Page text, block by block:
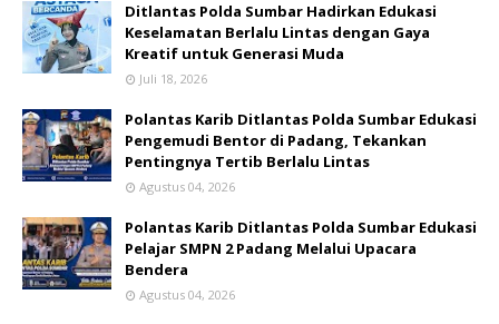
Ditlantas Polda Sumbar Hadirkan Edukasi
Keselamatan Berlalu Lintas dengan Gaya
Kreatif untuk Generasi Muda
Juli 18, 2026
Polantas Karib Ditlantas Polda Sumbar Edukasi
Pengemudi Bentor di Padang, Tekankan
Pentingnya Tertib Berlalu Lintas
Agustus 04, 2026
Polantas Karib Ditlantas Polda Sumbar Edukasi
Pelajar SMPN 2 Padang Melalui Upacara
Bendera
Agustus 04, 2026